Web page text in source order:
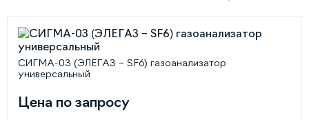
СИГМА-03 (ЭЛЕГАЗ – SF6) газоанализатор
универсальный
Цена по запросу